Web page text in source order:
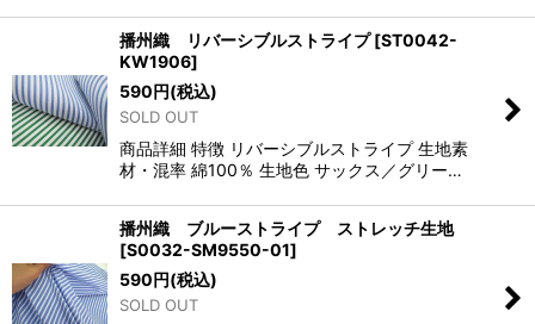
播州織 リバーシブルストライプ [ST0042-
KW1906]
590円(税込)
SOLD OUT
商品詳細 特徴 リバーシブルストライプ 生地素
材・混率 綿100％ 生地色 サックス／グリー…
播州織 ブルーストライプ ストレッチ生地
[S0032-SM9550-01]
590円(税込)
SOLD OUT